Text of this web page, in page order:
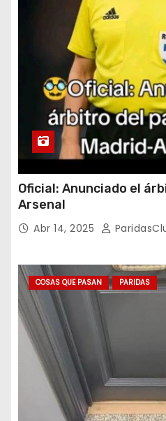
Oficial: Anunciado el
Arsenal
Abr 14, 2025
COSAS QUE PASAN PARIDAS